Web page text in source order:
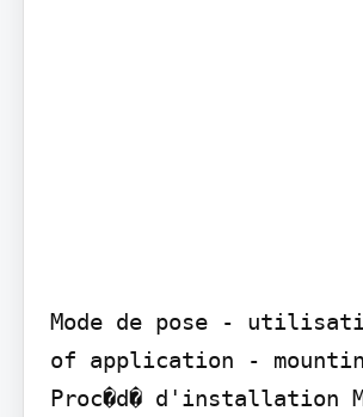
Mode de pose -
of application -
Proc�d� d'installation